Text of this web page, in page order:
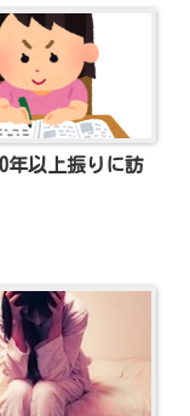
年以上振りに訪